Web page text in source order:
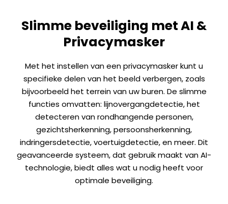
Slimme beveiliging met AI &
Privacymasker
Met het instellen van een privacymasker kunt u
specifieke delen van het beeld verbergen, zoals
bijvoorbeeld het terrein van uw buren. De slimme
functies omvatten: lijnovergangdetectie, het
detecteren van rondhangende personen,
gezichtsherkenning, persoonsherkenning,
indringersdetectie, voertuigdetectie, en meer. Dit
geavanceerde systeem, dat gebruik maakt van AI-
technologie, biedt alles wat u nodig heeft voor
optimale beveiliging.